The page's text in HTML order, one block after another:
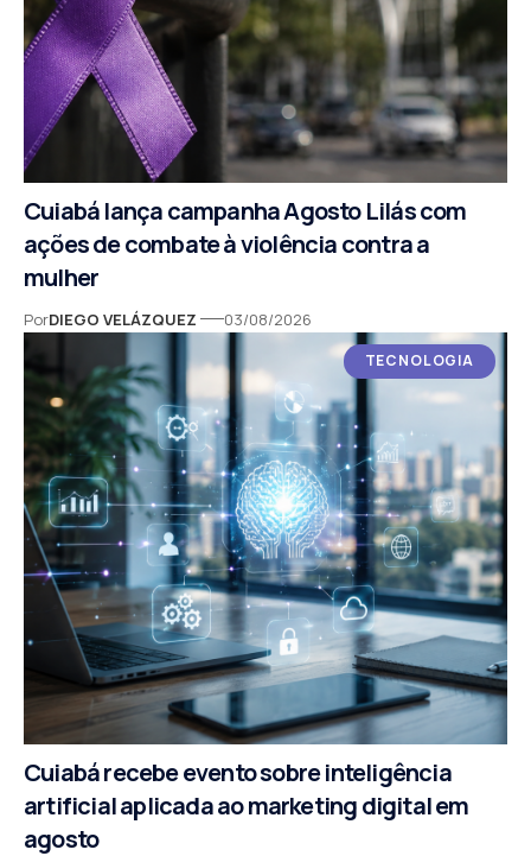
Cuiabá lança campanha Agosto Lilás com
ações de combate à violência contra a
mulher
PorDIEGO VELÁZQUEZ 03/08/2026
TECNOLOGIA
Cuiabá recebe evento sobre inteligência
artificial aplicada ao marketing digital em
agosto